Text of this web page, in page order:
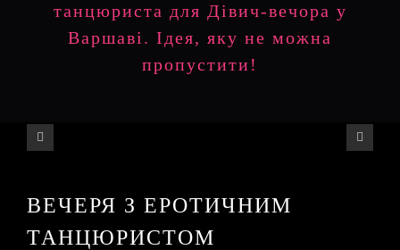
танцюриста для Дівич-вечора у
Варшаві. Ідея, яку не можна
пропустити!
ВЕЧЕРЯ З ЕРОТИЧНИМ
ТАНЦЮРИСТОМ